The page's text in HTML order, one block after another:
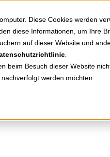
Diese Cookies werden
diese Informationen, um Ihre
auf dieser Website und
beim Besuch dieser Website
werden möchten.
Service &
Bewegungs-